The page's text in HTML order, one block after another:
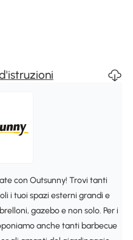
con Outsunny! Trovi tanti
i tuoi spazi esterni grandi e
gazebo e non solo. Per i
anche tanti barbecue